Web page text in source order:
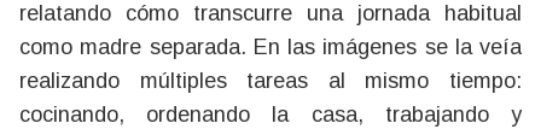
relatando cómo transcurre una jornada habitual
como madre separada. En las imágenes se la veía
realizando múltiples tareas al mismo tiempo:
cocinando, ordenando la casa, trabajando y